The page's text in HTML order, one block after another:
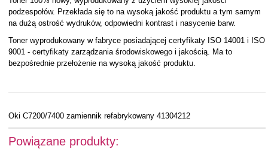
podzespołów. Przekłada się to na wysoką jakość produktu a tym samym
na dużą ostrość wydruków, odpowiedni kontrast i nasycenie barw.
Toner wyprodukowany w fabryce posiadającej certyfikaty ISO 14001 i ISO
9001 - certyfikaty zarządzania środowiskowego i jakością. Ma to
bezpośrednie przełożenie na wysoką jakość produktu.
Oki C7200/7400 zamiennik refabrykowany 41304212
Powiązane produkty: